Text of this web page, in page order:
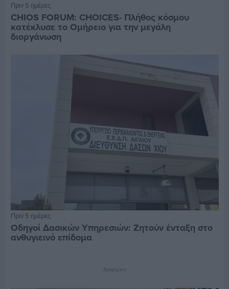
Πριν 5 ημέρες
CHIOS FORUM: CHOICES- Πλήθος κόσμου
κατέκλυσε το Ομήρειο για την μεγάλη
διοργάνωση
Πριν 5 ημέρες
Οδηγοί Δασικών Υπηρεσιών: Ζητούν ένταξη στο
ανθυγιεινό επίδομα
Διαφήμιση